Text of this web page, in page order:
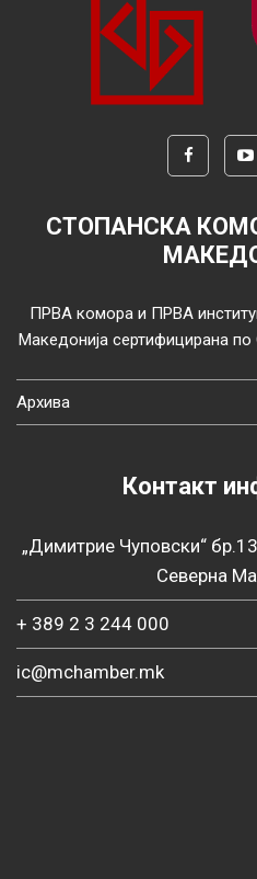
СТОПАНСКА
ПРВА комора и ПРВА
Македонија сертифицирана
Архива
Контакт
„Димитрие Чуповски“
Северна
+ 389 2 3 244 000
ic@mchamber.mk